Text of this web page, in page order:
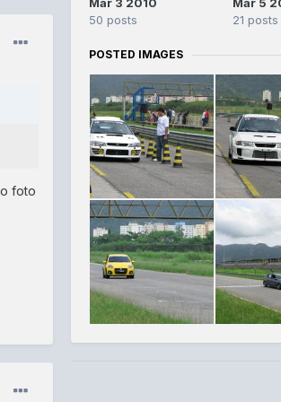
foto
Mar 3 2010
50 posts
Mar 5
21 posts
POSTED IMAGES